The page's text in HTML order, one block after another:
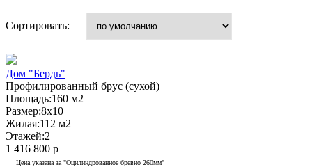
9x13
10x11
10x12
10x13
10x14
10x17
11x18
12x14
Сортировать:
Дом "Бердь"
Профилированный брус (сухой)
Площадь:160 м2
Размер:8x10
Жилая:112 м2
Этажей:2
1 416 800 р
Цена указана за "Оцилиндрованное бревно 260мм"